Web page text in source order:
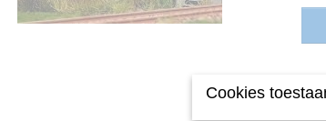
Cookies